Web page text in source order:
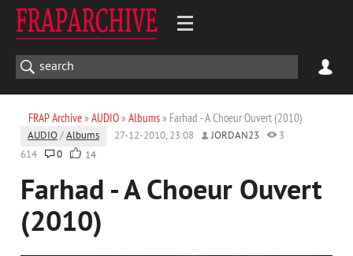
FRAP Archive» AUDIO» Albums» Farhad - A Choeur Ouvert (2010)
AUDIO /Albums 27-12-2010, 23:08 JORDAN23
3
614
0 14
Farhad - A Choeur Ouvert
(2010)